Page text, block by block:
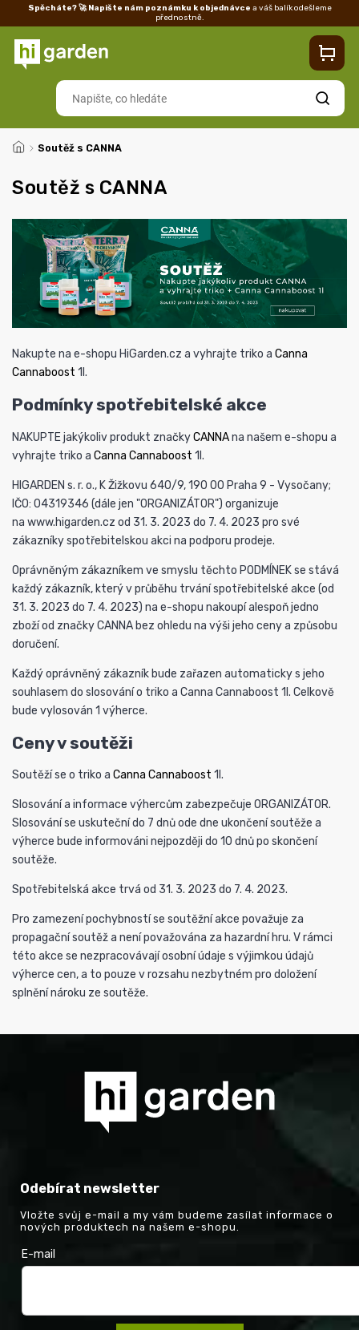
Spěcháte? 🚀 Napište nám poznámku k objednávce a váš balík odešleme
přednostně.
Vrácení/reklamace
Hledat
/ Soutěž s CANNA
Soutěž s CANNA
Nakupte na e-shopu HiGarden.cz a vyhrajte triko a Canna
Cannaboost 1l.
Podmínky spotřebitelské akce
NAKUPTE jakýkoliv produkt značkyCANNAna našem e-shopu a
vyhrajte triko a Canna Cannaboost 1l.
HIGARDEN s. r. o., K Žižkovu 640/9, 190 00 Praha 9 - Vysočany;
IČO: 04319346 (dále jen "ORGANIZÁTOR") organizuje
na www.higarden.cz od 31. 3. 2023 do 7. 4. 2023 pro své
zákazníky spotřebitelskou akci na podporu prodeje.
Oprávněným zákazníkem ve smyslu těchto PODMÍNEK se stává
každý zákazník, který v průběhu trvání spotřebitelské akce (od
31. 3. 2023 do 7. 4. 2023) na e-shopu nakoupí alespoň jedno
zboží od značky CANNA bez ohledu na výši jeho ceny a způsobu
doručení.
Každý oprávněný zákazník bude zařazen automaticky s jeho
souhlasem do slosování o triko a Canna Cannaboost 1l. Celkově
bude vylosován 1 výherce.
Ceny v soutěži
Soutěží se o triko a Canna Cannaboost 1l.
Slosování a informace výhercům zabezpečuje ORGANIZÁTOR.
Slosování se uskuteční do 7 dnů ode dne ukončení soutěže a
výherce bude informováni nejpozději do 10 dnů po skončení
soutěže.
Spotřebitelská akce trvá od 31. 3. 2023 do 7. 4. 2023.
Pro zamezení pochybností se soutěžní akce považuje za
propagační soutěž a není považována za hazardní hru. V rámci
této akce se nezpracovávají osobní údaje s výjimkou údajů
výherce cen, a to pouze v rozsahu nezbytném pro doložení
splnění nároku ze soutěže.
Odebírat newsletter
Vložte svůj e-mail a my vám budeme zasílat informace o
nových produktech na našem e-shopu.
E-mail